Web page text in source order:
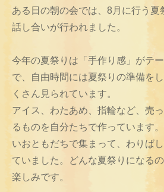
ある日の朝の会では、8月に行う夏
話し合いが行われました。
今年の夏祭りは「手作り感」がテ
で、自由時間には夏祭りの準備を
くさん見られています。
アイス、わたあめ、指輪など、売
るものを自分たちで作っています
いおともだちで集まって、わりば
ていました。どんな夏祭りになる
楽しみです。